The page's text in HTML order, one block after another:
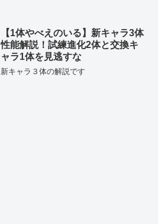
【1体やべえのいる】新キャラ3体
性能解説！試練進化2体と交換キ
ャラ1体を見逃すな
新キャラ３体の解説です